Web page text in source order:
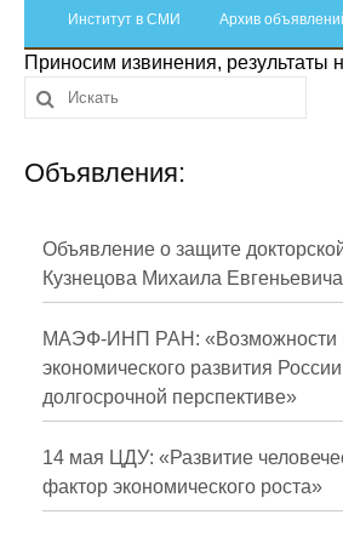
Отчетность
Противодействие
Материалы для СМИ
Публикации
Научная жизнь
Проблемы
О журнале
Номера журналов
Институт в СМИ Архив
Приносим извинения, результаты
Объявления:
Объявление о защите
Кузнецова Михаила Евгеньевича
МАЭФ-ИНП РАН: «Возможности
экономического развития
долгосрочной перспективе»
14 мая ЦДУ: «Развитие
фактор экономического роста»